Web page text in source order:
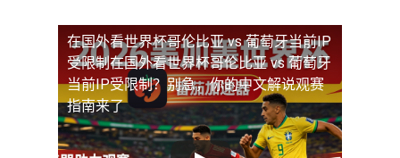
在国外看世界杯哥伦比亚 vs 葡萄牙当前IP
受限制在国外看世界杯哥伦比亚 vs 葡萄牙
当前IP受限制？别急，你的中文解说观赛
指南来了